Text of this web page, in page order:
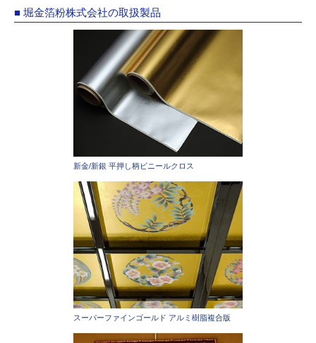
■ 堀金箔粉株式会社の取扱製品
新金/新銀 平押し柄ビニールクロス
スーパーファインゴールド アルミ樹脂複合版